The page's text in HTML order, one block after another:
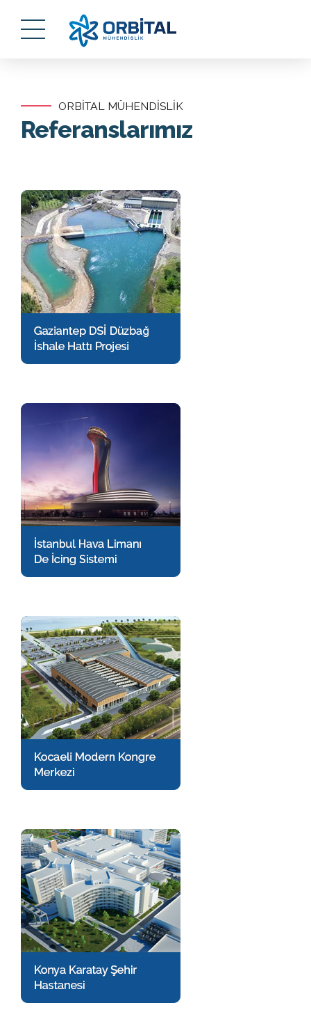
ORBİTAL MÜHENDİSLİK
Referanslarımız